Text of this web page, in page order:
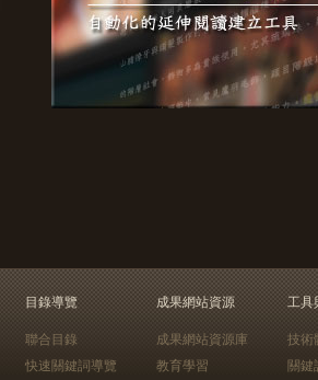
目錄導覽
聯合目錄
快速關鍵詞導覽
成果網站資源
成果網站資源庫
教育學習
工具
技術
關鍵